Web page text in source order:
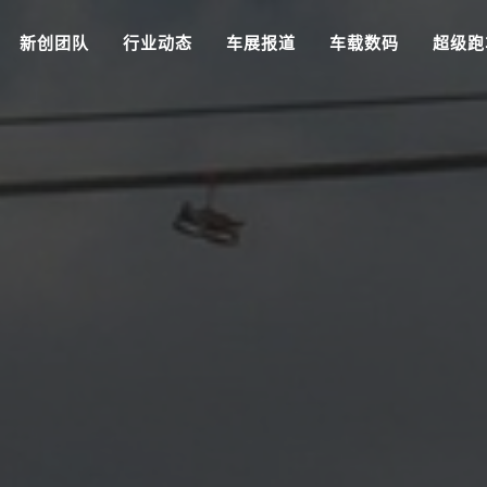
新创团队 行业动态 车展报道 车载数码 超级